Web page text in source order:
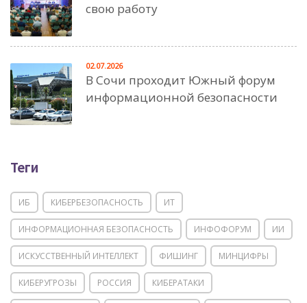
свою работу
В Сочи проходит Южный форум
информационной безопасности
02.07.2026
Теги
ИБ КИБЕРБЕЗОПАСНОСТЬ ИТ
ИНФОРМАЦИОННАЯ БЕЗОПАСНОСТЬ ИНФОФОРУМ ИИ
ИСКУССТВЕННЫЙ ИНТЕЛЛЕКТ ФИШИНГ МИНЦИФРЫ
КИБЕРУГРОЗЫ РОССИЯ КИБЕРАТАКИ